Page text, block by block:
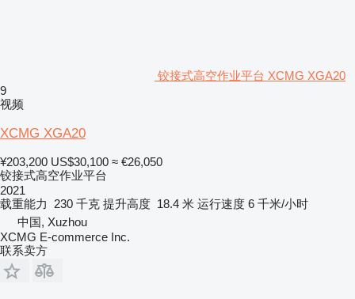
铰接式高空作业平台 XCMG XGA20
9
视频
XCMG XGA20
¥203,200 US$30,100 ≈ €26,050
铰接式高空作业平台
2021
载重能力
230 千克 提升高度 18.4 米 运行速度 6 千米/小时
中国, Xuzhou
XCMG E-commerce Inc.
联系卖方